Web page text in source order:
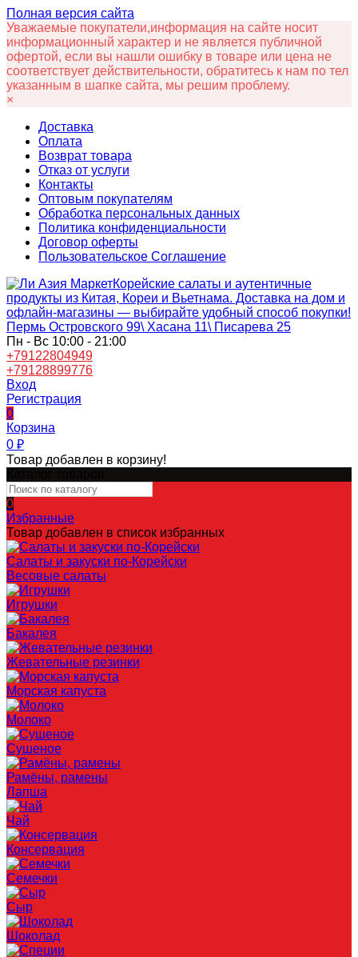
Полная версия сайта
Уважаемые покупатели,информация на сайте носит
информационный характер и не является публичной
офертой, если вы нашли ошибку в товаре или цена не
соответствует действительности, обратитесь к нам по тел
указанным в шапке сайта, мы решим проблему.
×
Доставка
Оплата
Возврат товара
Отказ от услуги
Контакты
Оптовым покупателям
Обработка персональных данных
Политика конфиденциальности
Договор оферты
Пользовательское Соглашение
Корейские салаты и аутентичные
продукты из Китая, Кореи и Вьетнама. Доставка на дом и
офлайн‑магазины — выбирайте удобный способ покупки!
Пермь Островского 99\ Хасана 11\ Писарева 25
Пн - Вс 10:00 - 21:00
+79122804949
+79128899776
Вход
Регистрация
0
Корзина
0 ₽
Товар добавлен в корзину!
0
Избранные
Товар добавлен в список избранных
Салаты и закуски по-Корейски
Весовые салаты
Игрушки
Бакалея
Жевательные резинки
Морская капуста
Молоко
Сушеное
Рамёны, рамены
Лапша
Чай
Консервация
Семечки
Сыр
Шоколад